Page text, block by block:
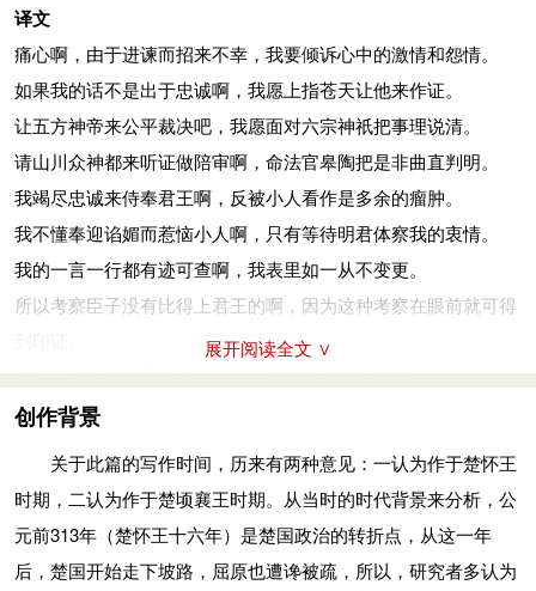
我的一言一行都有迹可查啊，我表里如一从不变更。
所以考察臣子没有比得上君王的啊，因为这种考察在眼前就可得
到印证。
吾谊先君而后身兮，羌众人之所仇也。
我坚守人生道义是先君后己，竟然被众人怨恨仇视。
谊：同“义”。羌：楚地方言，发语词。仇：怨。一本“仇”下有“也”
译文
痛心啊，由于进谏而招来不幸，我要倾诉心中的激情和怨情。
如果我的话不是出于忠诚啊，我愿上指苍天让他来作证。
让五方神帝来公平裁决吧，我愿面对六宗神祇把事理说清。
请山川众神都来听证做陪审啊，命法官皋陶把是非曲直判明。
我竭尽忠诚来侍奉君王啊，反被小人看作是多余的瘤肿。
我不懂奉迎谄媚而惹恼小人啊，只有等待明君体察我的衷情。
我的一言一行都有迹可查啊，我表里如一从不变更。
所以考察臣子没有比得上君王的啊，因为这种考察在眼前就可得
我心中思念的只有君王您啊，众人却把我当做仇敌。
展开阅读全文 ∨
创作背景
关于此篇的写作时间，历来有两种意见：一认为作于楚怀王
时期，二认为作于楚顷襄王时期。从当时的时代背景来分析，公
元前313年（楚怀王十六年）是楚国政治的转折点，从这一年
后，楚国开始走下坡路，屈原也遭谗被疏，所以，研究者多认为